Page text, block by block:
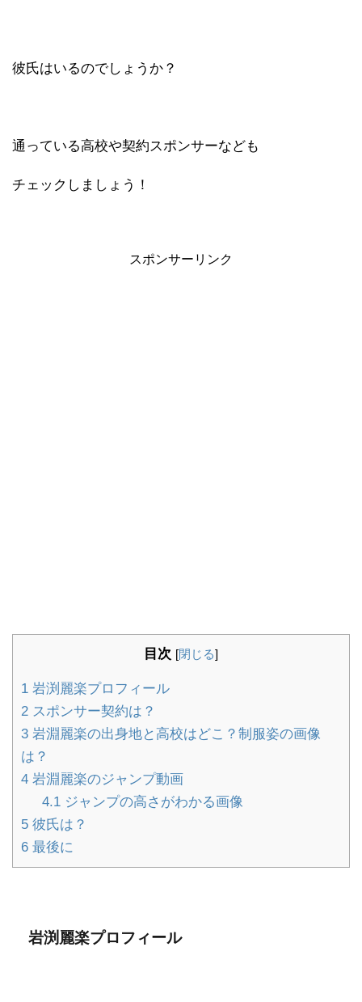
彼氏はいるのでしょうか？
通っている高校や契約スポンサーなども
チェックしましょう！
スポンサーリンク
目次 [閉じる]
1 岩渕麗楽プロフィール
2 スポンサー契約は？
3 岩淵麗楽の出身地と高校はどこ？制服姿の画像
は？
4 岩淵麗楽のジャンプ動画
4.1ジャンプの高さがわかる画像
5 彼氏は？
6 最後に
岩渕麗楽プロフィール